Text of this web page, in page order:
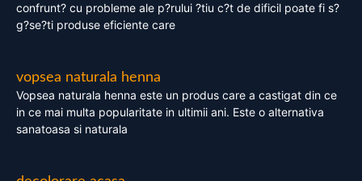
confrunt? cu probleme ale p?rului ?tiu c?t de dificil poate fi s?
g?se?ti produse eficiente care
vopsea naturala henna
Vopsea naturala henna este un produs care a castigat din ce
in ce mai multa popularitate in ultimii ani. Este o alternativa
sanatoasa si naturala